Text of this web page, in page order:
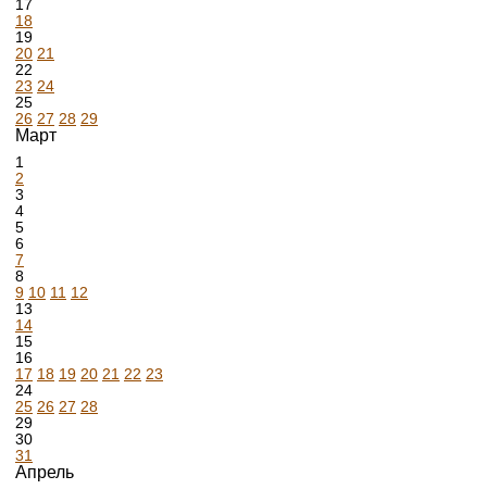
17
18
19
20 21
22
23 24
25
26 27 28 29
Март
1
2
3
4
5
6
7
8
9 10 11 12
13
14
15
16
17 18 19 20 21 22 23
24
25 26 27 28
29
30
31
Апрель